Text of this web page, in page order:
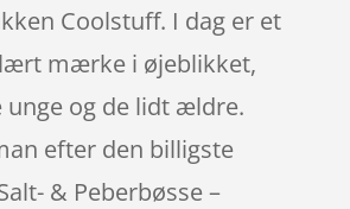
Coolstuff. I dag er et
mærke i øjeblikket,
unge og de lidt ældre.
efter den billigste
& Peberbøsse –